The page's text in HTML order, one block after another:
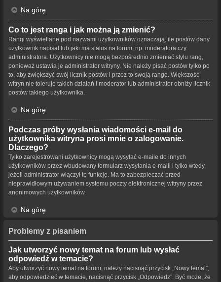
Na górę
Co to jest ranga i jak można ją zmienić?
Rangi wyświetlane pod nazwami użytkowników oznaczają, ile postów dany
użytkownik napisał lub jaki ma status na forum, np. moderatora czy
administratora. Użytkownicy nie mogą bezpośrednio zmieniać stylu rang,
ponieważ ustawia je administrator witryny. Nie należy pisać postów tylko po
to, aby zwiększyć swój licznik postów i przez to swoją rangę. Większość
witryn nie toleruje takich działań i moderator lub administrator obniży licznik
postów takiego użytkownika.
Na górę
Podczas próby wysłania wiadomości e-mail do
użytkownika witryna prosi mnie o zalogowanie.
Dlaczego?
Tylko zarejestrowani użytkownicy mogą wysyłać e-maile do innych
użytkowników przez wbudowany formularz wysyłania e-maili i tylko wtedy,
jeżeli administrator włączył tę funkcję. Ma to zabezpieczać przed
nieprawidłowym używaniem systemu poczty elektronicznej witryny przez
anonimowych użytkowników.
Na górę
Problemy z pisaniem
Jak utworzyć nowy temat na forum lub wysłać
odpowiedź w temacie?
Aby utworzyć nowy temat na forum, należy nacisnąć przycisk „Nowy temat”,
aby odpowiedzieć w temacie, nacisnąć przycisk „Odpowiedz”. Być może, że